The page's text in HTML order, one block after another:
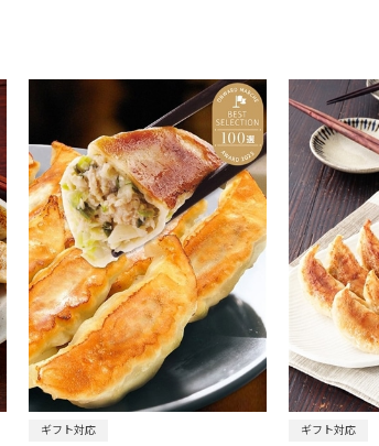
ギフト対応 ギフト対応